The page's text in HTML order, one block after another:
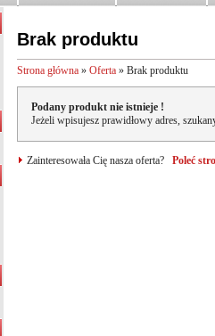
Brak produktu
Strona główna » Oferta » Brak produktu
Podany produkt nie istnieje !
Jeżeli wpisujesz prawidłowy adres,
Zainteresowała Cię nasza oferta? Poleć